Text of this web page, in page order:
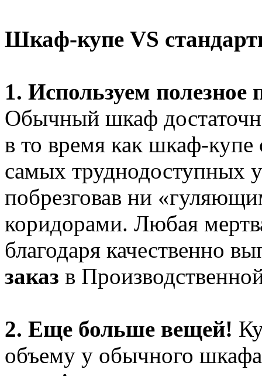
Шкаф-купе VS
1. Используем полезное
Обычный шкаф
в то время как шкаф-купе
самых труднодоступных
побрезговав ни
коридорами. Любая
благодаря качественно
заказ в
2. Еще больше вещей!
объему у обычного